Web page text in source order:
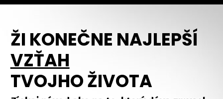
ŽI KONEČNE NAJLEPŠÍ
VZŤAH
TVOJHO ŽIVOTA